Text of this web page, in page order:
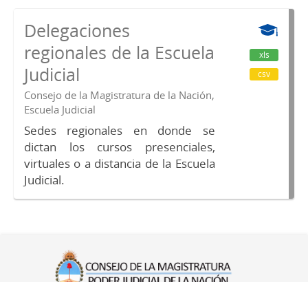
Delegaciones
regionales de la Escuela
Judicial
Consejo de la Magistratura de la Nación,
Escuela Judicial
Sedes regionales en donde se
dictan los cursos presenciales,
virtuales o a distancia de la Escuela
Judicial.
xls
csv